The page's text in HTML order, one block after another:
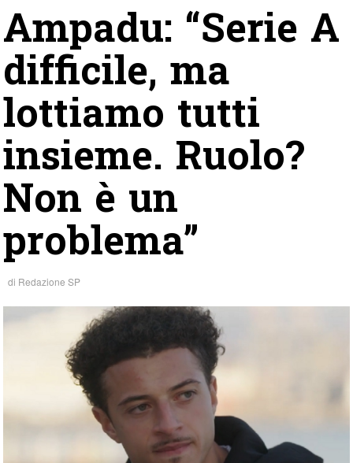
Ampadu: “Serie A
difficile, ma
lottiamo tutti
insieme. Ruolo?
Non è un
problema”
di Redazione SP